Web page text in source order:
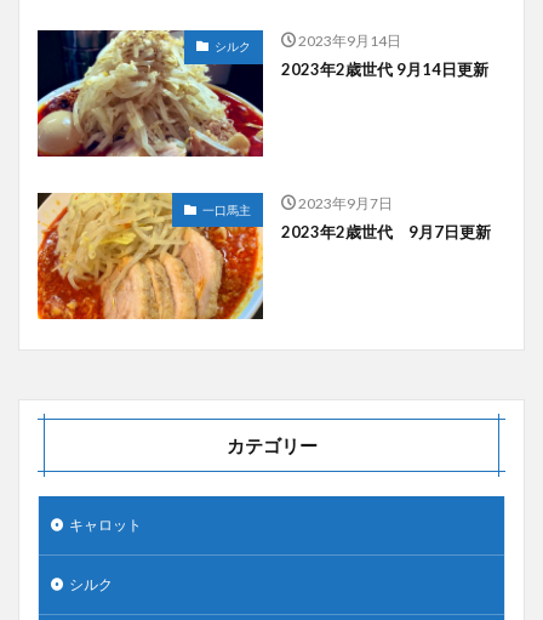
シルク 2023年9月14日
2023年2歳世代 9月14日更新
一口馬主 2023年9月7日
2023年2歳世代 9月7日更新
カテゴリー
キャロット
シルク